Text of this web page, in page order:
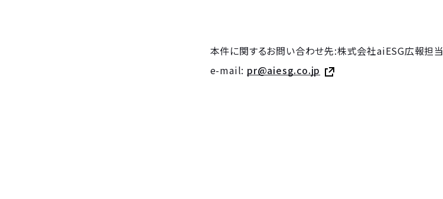
本件に関するお問い合わせ先:株式会社aiESG広報担当
e-mail: pr@aiesg.co.jp